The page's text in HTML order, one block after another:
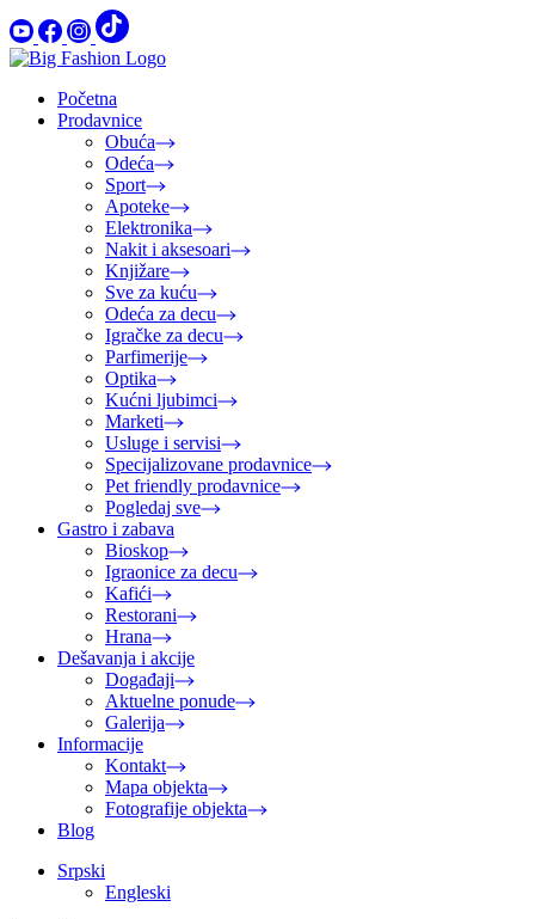
Početna
Prodavnice
Obuća
Odeća
Sport
Apoteke
Elektronika
Nakit i aksesoari
Knjižare
Sve za kuću
Odeća za decu
Igračke za decu
Parfimerije
Optika
Kućni ljubimci
Marketi
Usluge i servisi
Specijalizovane prodavnice
Pet friendly prodavnice
Pogledaj sve
Gastro i zabava
Bioskop
Igraonice za decu
Kafići
Restorani
Hrana
Dešavanja i akcije
Događaji
Aktuelne ponude
Galerija
Informacije
Kontakt
Mapa objekta
Fotografije objekta
Blog
Srpski
Engleski